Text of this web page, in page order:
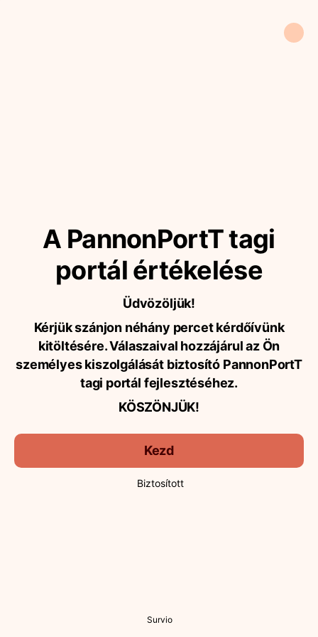
A PannonPortT tagi
portál értékelése
Üdvözöljük!
Kérjük szánjon néhány percet kérdőívünk
kitöltésére. Válaszaival hozzájárul az Ön
személyes kiszolgálását biztosító PannonPortT
tagi portál fejlesztéséhez.
KÖSZÖNJÜK!
Kezd
Biztosított
Survio